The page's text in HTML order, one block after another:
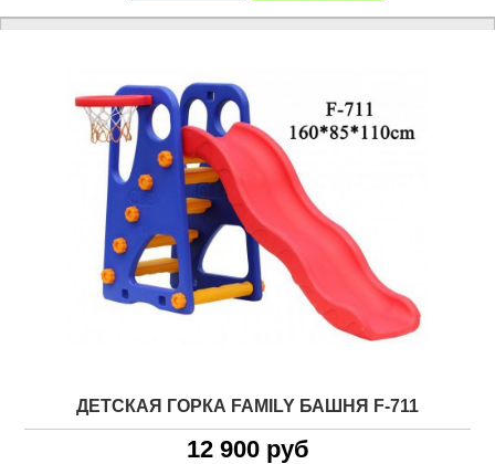
ДЕТСКАЯ ГОРКА FAMILY БАШНЯ F-711
12 900 руб